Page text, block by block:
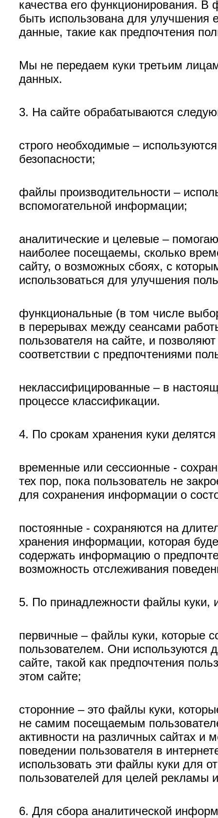
качества его функционирования. В
быть использована для улучшения
данные, такие как предпочтения
Мы не передаем куки третьим
данных.
3. На сайте обрабатываются
строго необходимые –
безопасности;
файлы производительности –
вспомогательной информации;
аналитические и целевые –
наиболее посещаемы, сколько
сайту, о возможных сбоях, с
использоваться для улучшения
функциональные (в том числе
в перерывах между сеансами
пользователя на сайте, и
соответствии с предпочтениями
неклассифицированные – в
процессе классификации.
4. По срокам хранения куки
временные или сессионные -
тех пор, пока пользователь не
для сохранения информации о
постоянные - сохраняются на
хранения информации, которая
содержать информацию о
возможность отслеживания
5. По принадлежности файлы куки,
первичные – файлы куки, которые
пользователем. Они используются
сайте, такой как предпочтения
этом сайте;
сторонние – это файлы куки,
не самим посещаемым
активности на различных сайтах и
поведении пользователя в
использовать эти файлы куки для
пользователей для целей рекламы
6. Для сбора аналитической